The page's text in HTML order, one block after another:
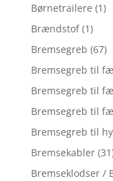
Børnetrailere (1)
Brændstof (1)
Bremsegreb (67)
Bremsegreb til
Bremsegreb til
Bremsegreb til
Bremsegreb til
Bremsekabler
Bremseklodser /